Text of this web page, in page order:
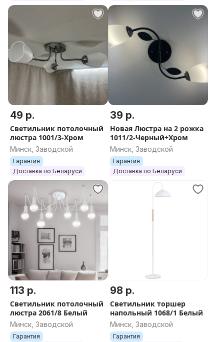
49 р.
Светильник потолочный
люстра 1001/3-Хром
Минск, Заводской
Гарантия
Доставка по Беларуси
39 р.
Новая Люстра на 2 рожка
1011/2-Черный+Хром
Минск, Заводской
Гарантия
Доставка по Беларуси
113 р.
Светильник потолочный
люстра 2061/8 Белый
Минск, Заводской
Гарантия
98 р.
Светильник торшер
напольный 1068/1 Белый
Минск, Заводской
Гарантия